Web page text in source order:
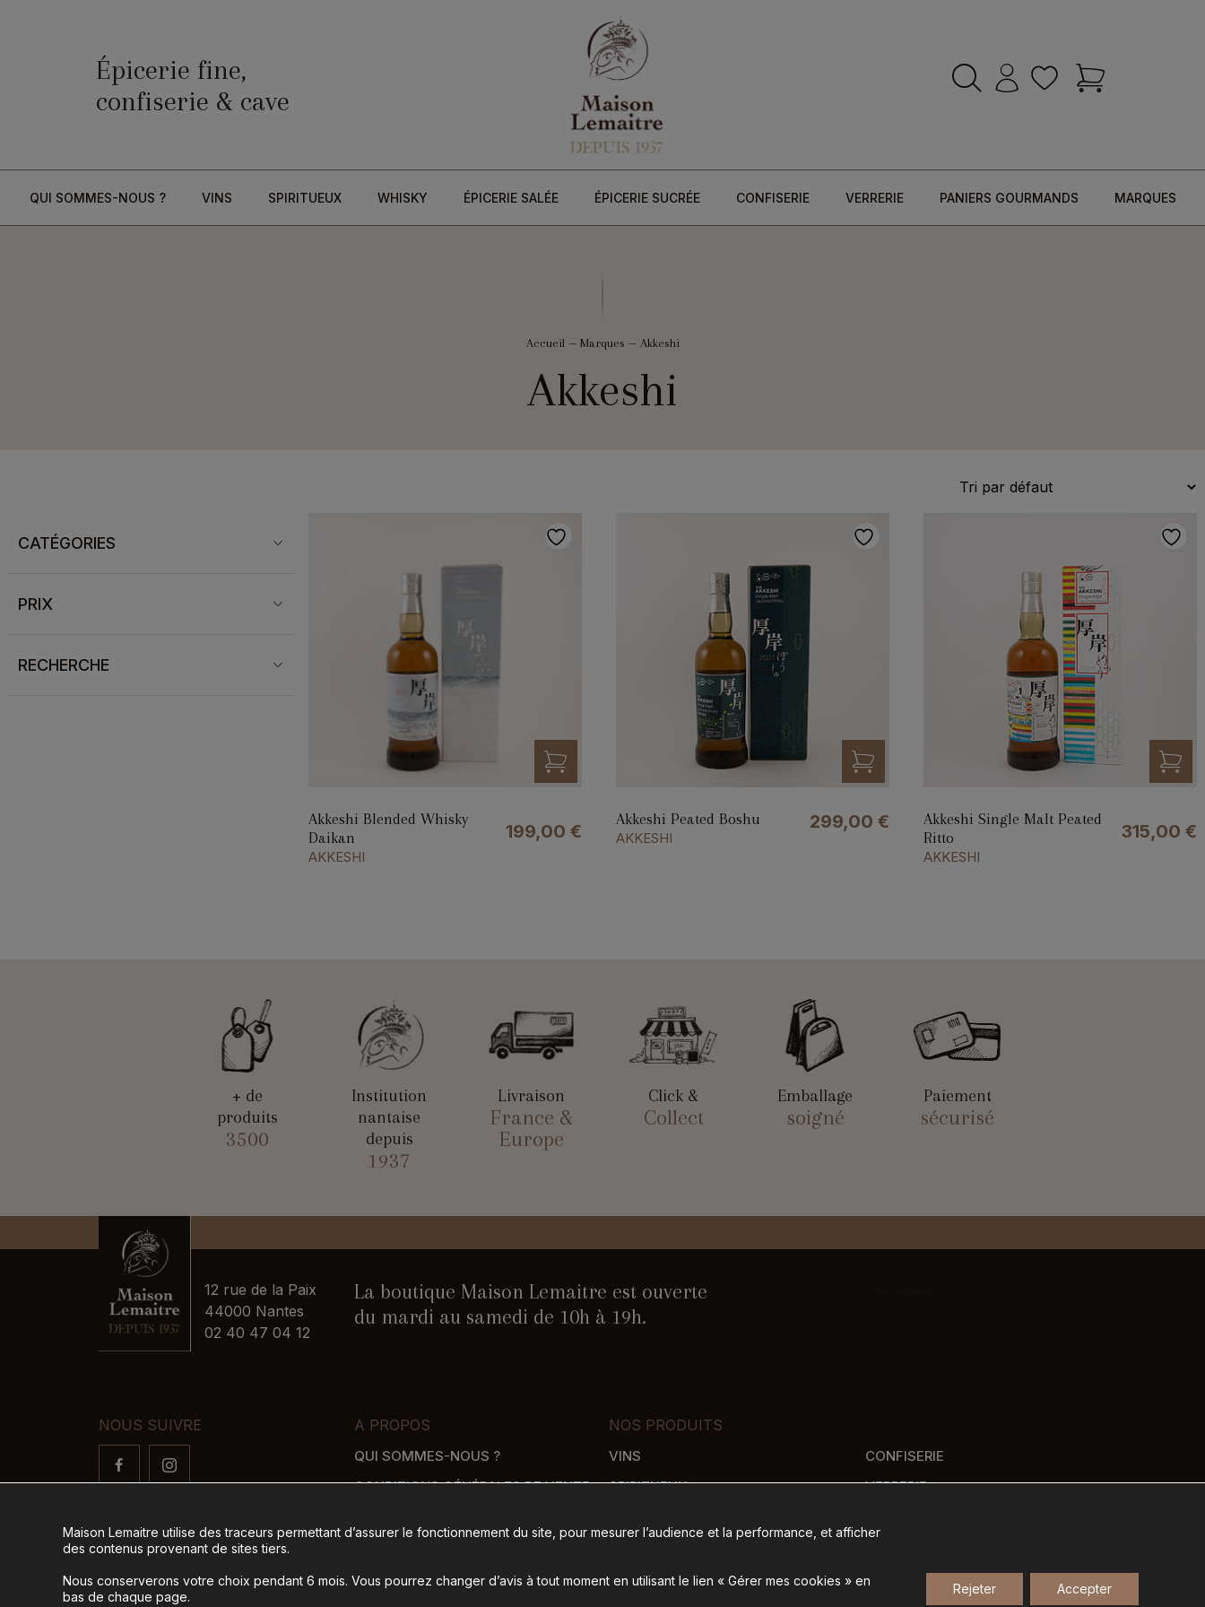
Épicerie fine,
confiserie & cave
QUI SOMMES-NOUS ? VINS SPIRITUEUX WHISKY ÉPICERIE SALÉE ÉPICERIE SUCRÉE CONFISERIE VERRERIE PANIERS GOURMANDS MARQUES
Accueil — Marques — Akkeshi
Akkeshi
CATÉGORIES
PRIX
RECHERCHE
Akkeshi Blended Whisky
Daikan
AKKESHI
199,00 €
Akkeshi Peated Boshu
AKKESHI
299,00 €
Akkeshi Single Malt Peated
Ritto
AKKESHI
315,00 €
+ de
produits
3500
Institution
nantaise
depuis
1937
Livraison
France &
Europe
Click &
Collect
Emballage
soigné
Paiement
sécurisé
12 rue de la Paix
44000 Nantes
02 40 47 04 12
La boutique Maison Lemaitre est ouverte
du mardi au samedi de 10h à 19h.
NOUS SUIVRE A PROPOS
QUI SOMMES-NOUS ?
CONDITIONS GÉNÉRALES DE VENTE
MODES DE PAIEMENT
NOS PRODUITS
VINS
SPIRITUEUX
ÉPICERIE SUCRÉE
CONFISERIE
VERRERIE
Maison Lemaitre utilise des traceurs permettant d’assurer le fonctionnement du site, pour mesurer l’audience et la performance, et afficher
des contenus provenant de sites tiers.
Nous conserverons votre choix pendant 6 mois. Vous pourrez changer d’avis à tout moment en utilisant le lien « Gérer mes cookies » en
bas de chaque page.
Accepter
Rejeter